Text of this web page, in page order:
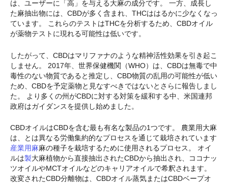
は、ユーザーに「高」を与える大麻の成分です。 一方、成長し
た麻抽出物には、CBDが多く含まれ、THCははるかに少なくなっ
ています。 これらのテストはTHCを分析するため、CBDオイル
が薬物テストに現れる可能性は低いです。
したがって、CBDはマリファナのような精神活性効果を引き起こ
しません。 2017年、世界保健機関（WHO）は、CBDは無毒で中
毒性のない物質であると推定し、CBD物質の乱用の可能性が低い
ため、CBDを予定薬物と見なすべきではないとさらに報告しまし
た。 より多くの州がCBDに対する対策を緩和する中、米国連邦
政府はガイダンスを提供し始めました。
CBDオイルはCBDを含む最も有名な製品の1つです。 農業用大麻
は、とは異なる労働集約的なプロセスを通じて栽培されています
産業用麻麻の種子を栽培するために使用されるプロセス。 オイ
ルは製大麻植物から直接抽出されたCBDから抽出され、ココナッ
ツオイルやMCTオイルなどのキャリアオイルで希釈されます。
改変されたCBD分離物は、CBDオイル蒸気またはCBDベープオ